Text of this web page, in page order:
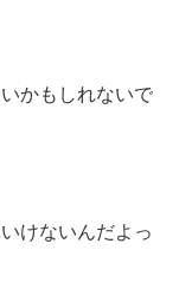
かもしれないで
けないんだよっ